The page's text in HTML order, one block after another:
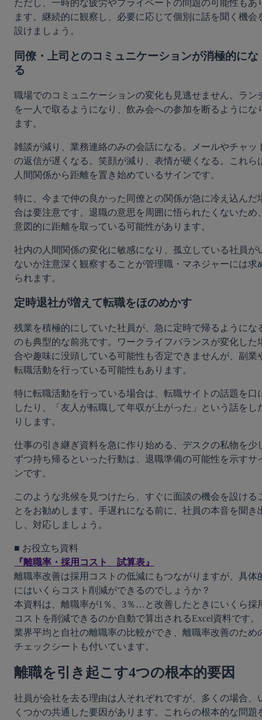
ただし、一時的な疲労やプライベートの問題の可能性もあ
ます。継続的に観察し、必要に応じて個別に話を聞く機会
設けましょう。
同僚・上司とのコミュニケーションが消極的にな
る
職場でのコミュニケーションの変化も見逃せません。ラン
を一人で取るようになり、飲み会への参加を断るようにな
ます。
雑談が減り、業務連絡のみの会話になる。メールやチャッ
の返信が遅くなる。笑顔が減り、表情が硬くなる。これら
人間関係から距離を置き始めているサインです。
特に、今まで仲の良かった同僚との関係が急に冷え込んだ
合は要注意です。退職の意思を周囲に悟られたくないため
意図的に距離を取っている可能性があります。
社内の人間関係の変化に敏感になり、孤立している社員が
ないか注意深く観察することが管理職・マネジャーには求
られます。
定時退社が増えて転職をほのめかす
残業を積極的にしていた社員が、急に定時で帰るようにな
のも典型的な前兆です。ワークライフバランスが変化した
合や趣味に没頭している可能性も否定できませんが、副業
転職活動を行っている可能性もあります。
特に転職活動を行っている場合は、転職サイトの話題を口
したり、「友人が転職して年収が上がった」という話をし
りします。
仕事の引き継ぎ資料を急に作り始める、デスクの私物を少
ずつ持ち帰るといった行動は、退職準備の可能性を示すサ
ンです。
このような兆候を見つけたら、すぐに面談の機会を設ける
とをお勧めします。手遅れになる前に、社員の本音を聞き
し、対応しましょう。
『離職率・採用コスト　試算表』
離職率改善は採用コストの低減にもつながりますが、具体
にはいくらコスト削減ができるのでしょうか？
本資料は、離職率が1％、3％…と改善したときにいくら採
コストを削減できるのか自動で算出されるExcel資料です。
業界平均と自社の離職率の比較ができ、離職率改善のため
チェックシートも付いています。
離職を引き起こす4つの根本的要因
社員が会社を去る理由は人それぞれですが、多くの場合、
くつかの共通した要因があります。これらの根本的な問題